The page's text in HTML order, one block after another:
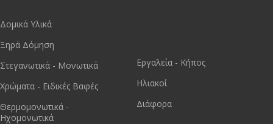
Δομικά Υλικά
Ξηρά Δόμηση
Στεγανωτικά - Μονωτικά
Χρώματα - Ειδικές Βαφές
Θερμομονωτικά -
Ηχομονωτικά
Εργαλεία - Κήπος
Ηλιακοί
Διάφορα